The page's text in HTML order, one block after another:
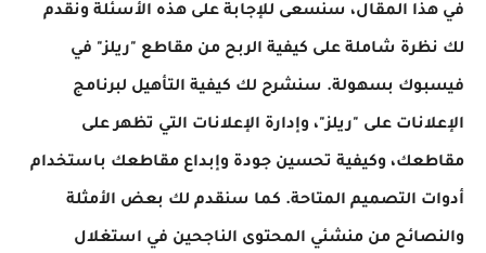
في هذا المقال، سنسعى للإجابة على هذه الأسئلة ونقدم
لك نظرة شاملة على كيفية الربح من مقاطع "ريلز" في
فيسبوك بسهولة. سنشرح لك كيفية التأهيل لبرنامج
الإعلانات على "ريلز"، وإدارة الإعلانات التي تظهر على
مقاطعك، وكيفية تحسين جودة وإبداع مقاطعك باستخدام
أدوات التصميم المتاحة. كما سنقدم لك بعض الأمثلة
والنصائح من منشئي المحتوى الناجحين في استغلال